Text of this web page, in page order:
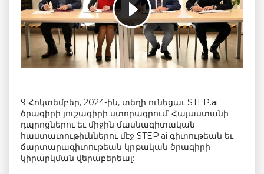
9 Հոկտեմբեր, 2024-ին, տեղի ունեցաւ STEP.ai
ծրագիրի յուշագիրի ստորագրում՝ Հայաստանի
դպրոցներու եւ միջին մասնագիտական
հաստատութիւններու մէջ STEP.ai գիտութեան եւ
ճարտարագիտութեան կրթական ծրագիրի
կիրարկման վերաբերեալ: